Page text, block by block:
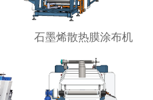
石墨烯散热膜涂布机